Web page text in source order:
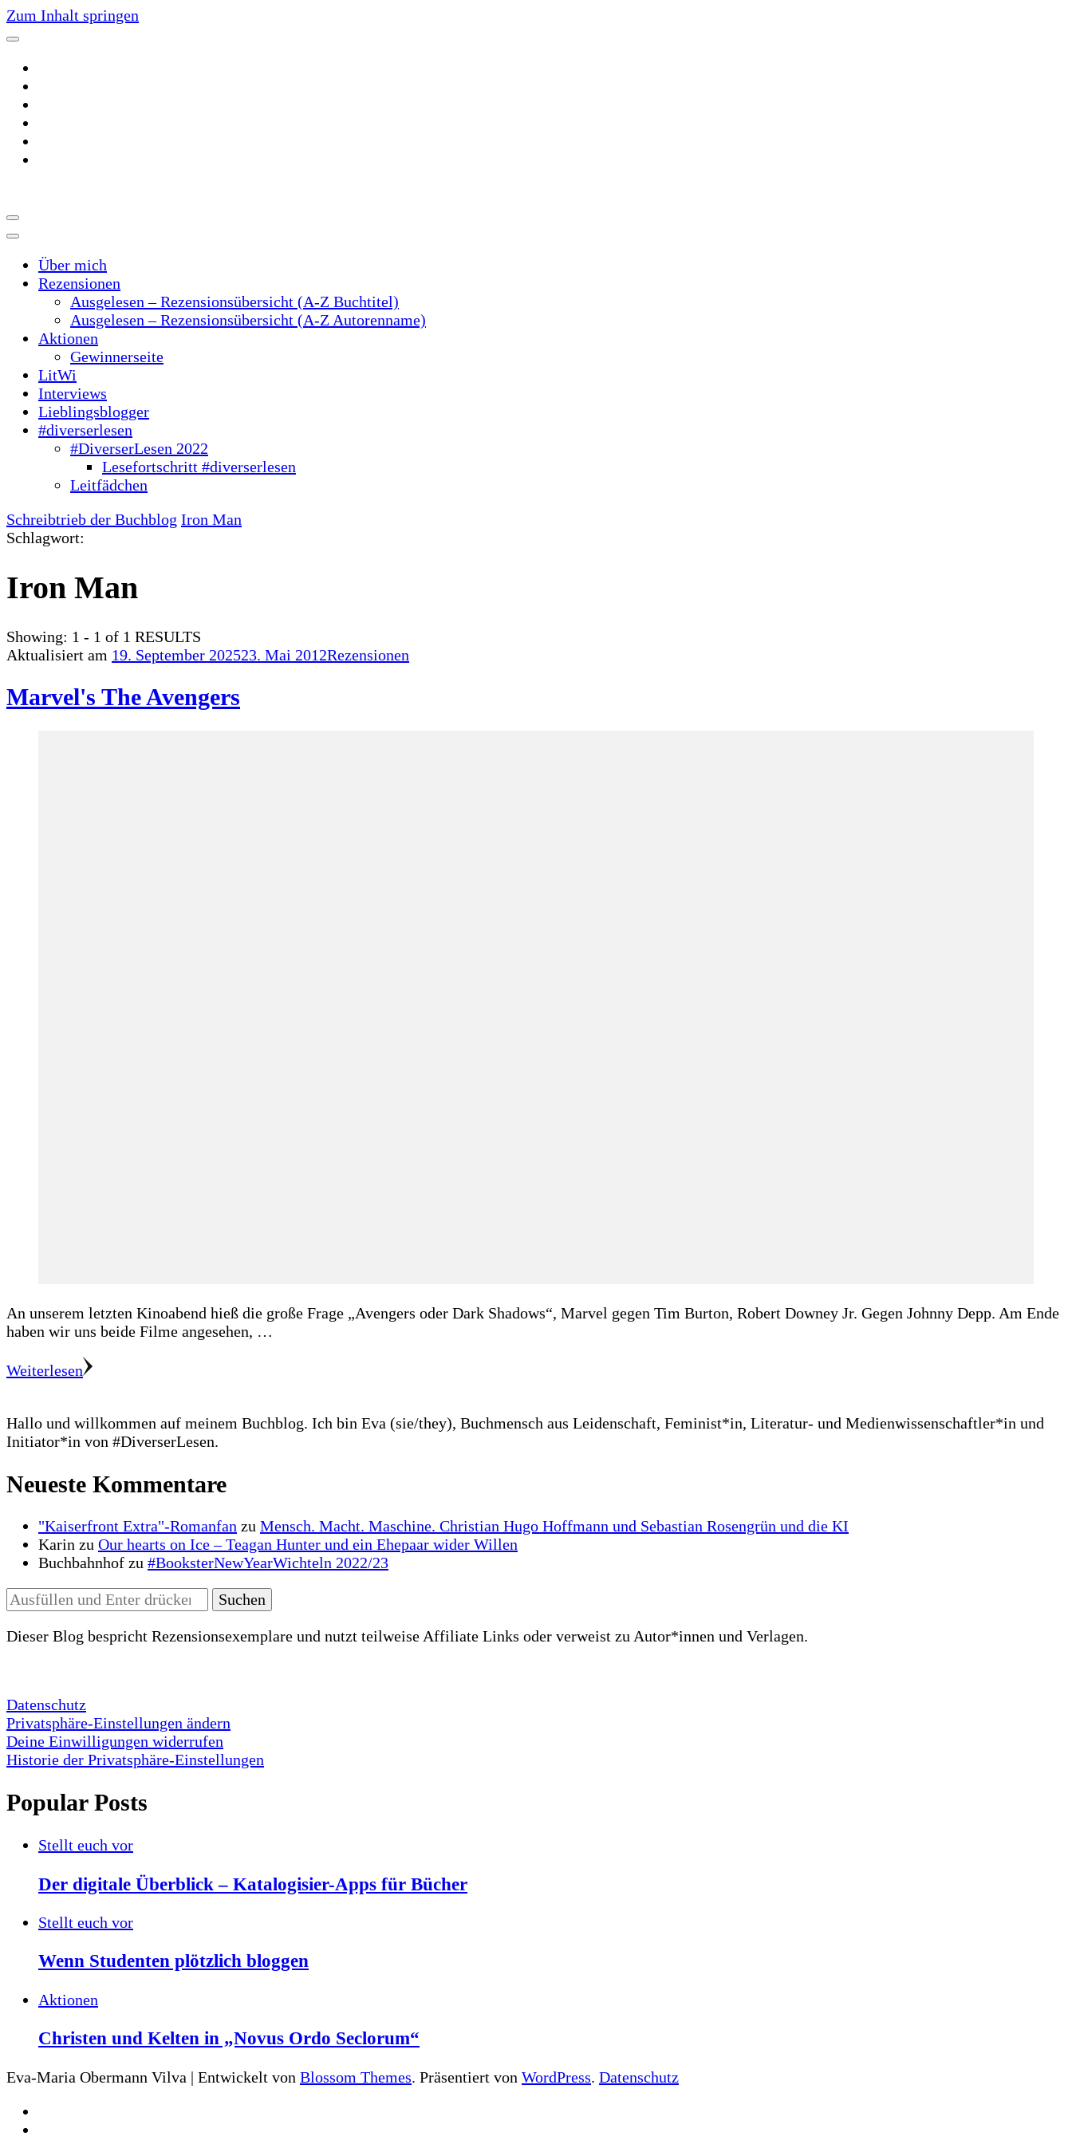
Zum Inhalt springen
~Schreibtrieb~
Über mich
Rezensionen
Ausgelesen – Rezensionsübersicht (A-Z Buchtitel)
Ausgelesen – Rezensionsübersicht (A-Z Autorenname)
Aktionen
Gewinnerseite
LitWi
Interviews
Lieblingsblogger
#diverserlesen
#DiverserLesen 2022
Lesefortschritt #diverserlesen
Leitfädchen
Schreibtrieb der Buchblog Iron Man
Schlagwort:
Iron Man
Showing: 1 - 1 of 1 RESULTS
Aktualisiert am 19. September 202523. Mai 2012Rezensionen
Marvel's The Avengers
An unserem letzten Kinoabend hieß die große Frage „Avengers oder Dark Shadows“, Marvel gegen Tim Burton, Robert Downey Jr. Gegen Johnny Depp. Am Ende
haben wir uns beide Filme angesehen, …
Weiterlesen
Hallo und willkommen auf meinem Buchblog. Ich bin Eva (sie/they), Buchmensch aus Leidenschaft, Feminist*in, Literatur- und Medienwissenschaftler*in und
Initiator*in von #DiverserLesen.
Neueste Kommentare
"Kaiserfront Extra"-Romanfan zu Mensch. Macht. Maschine. Christian Hugo Hoffmann und Sebastian Rosengrün und die KI
Karin zu Our hearts on Ice – Teagan Hunter und ein Ehepaar wider Willen
Buchbahnhof zu #BooksterNewYearWichteln 2022/23
Suchst
du
nach
Dieser Blog bespricht Rezensionsexemplare und nutzt teilweise Affiliate Links oder verweist zu Autor*innen und Verlagen.
Datenschutz
Privatsphäre-Einstellungen ändern
Deine Einwilligungen widerrufen
Historie der Privatsphäre-Einstellungen
Popular Posts
Stellt euch vor
Der digitale Überblick – Katalogisier-Apps für Bücher
Stellt euch vor
Wenn Studenten plötzlich bloggen
Aktionen
Christen und Kelten in „Novus Ordo Seclorum“
Eva-Maria Obermann Vilva | Entwickelt von Blossom Themes. Präsentiert von WordPress. Datenschutz